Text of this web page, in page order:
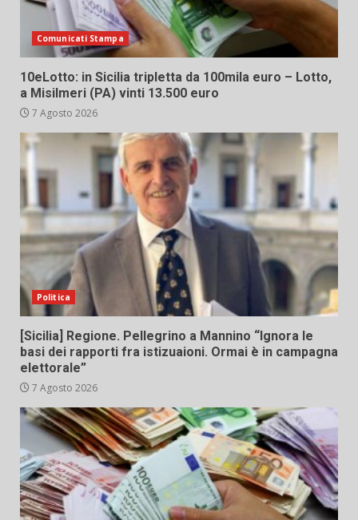
Comunicati Stampa
10eLotto: in Sicilia tripletta da 100mila euro – Lotto,
a Misilmeri (PA) vinti 13.500 euro
7 Agosto 2026
Politica
[Sicilia] Regione. Pellegrino a Mannino “Ignora le
basi dei rapporti fra istizuaioni. Ormai è in campagna
elettorale”
7 Agosto 2026